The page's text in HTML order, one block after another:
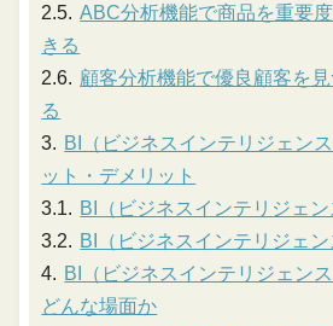
ABC分析機能で商品を重要
きる
顧客分析機能で優良顧客を
る
BI（ビジネスインテリジェン
ット・デメリット
BI（ビジネスインテリジェ
BI（ビジネスインテリジェ
BI（ビジネスインテリジェン
どんな場面か